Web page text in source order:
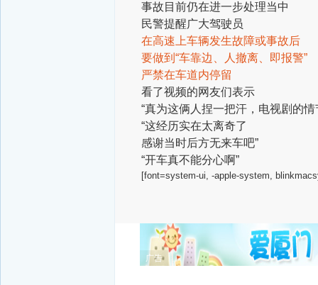
事故目前仍在进一步处理当中
民警提醒广大驾驶员
在高速上车辆发生故障或事故后
要做到“车靠边、人撤离、即报警”
严禁在车道内停留
看了视频的网友们表示
“真为这俩人捏一把汗，电视剧的情
“这经历实在太离奇了
感谢当时后方无来车吧”
“开车真不能分心啊”
[font=system-ui, -apple-system,
广告